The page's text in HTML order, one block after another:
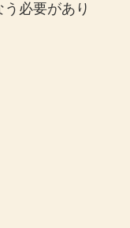
必要があり